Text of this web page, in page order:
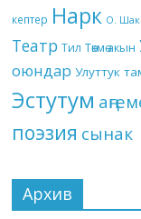
кептер Нарк О.
Театр Тил Төкмө акын
оюндар Улуттук
Эстутум
поэзия сынак
Архив